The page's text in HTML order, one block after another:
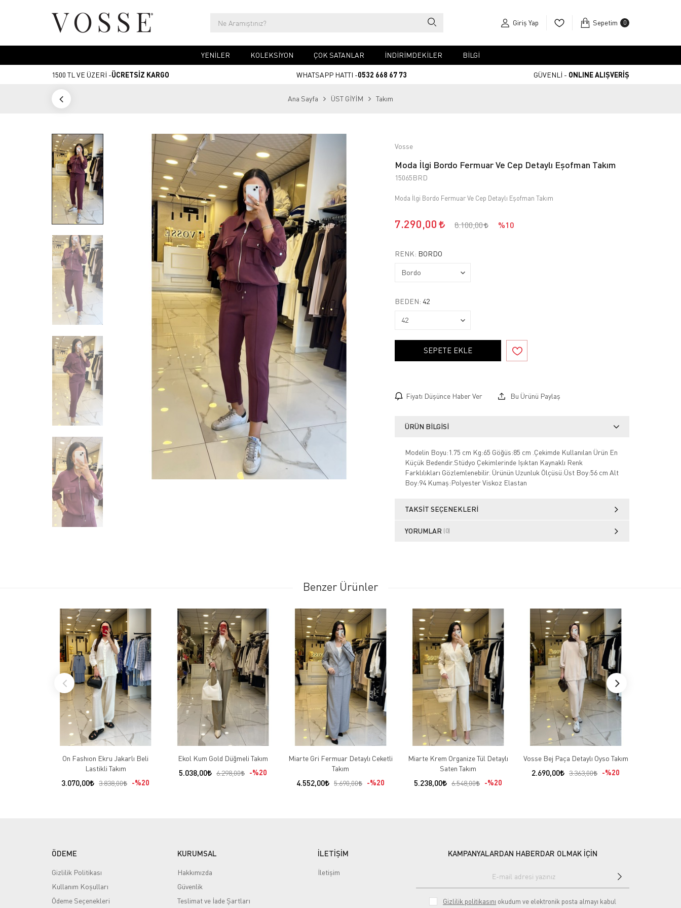
Giriş Yap Sepetim 0
YENİLER KOLEKSİYON ÇOK SATANLAR İNDİRİMDEKİLER BİLGİ
1500 TL VE ÜZERİ -ÜCRETSİZ KARGO WHATSAPP HATTI -0532 668 67 73 GÜVENLİ - ONLINE ALIŞVERİŞ
Ana Sayfa ÜST GİYİM Takım
Vosse
Moda İlgi Bordo Fermuar Ve Cep Detaylı Eşofman Takım
15065BRD
Moda İlgi Bordo Fermuar Ve Cep Detaylı Eşofman Takım
7.290,00 8.100,00 %10
RENK: BORDO
BEDEN: 42
SEPETE EKLE
Fiyatı Düşünce Haber Ver Bu Ürünü Paylaş
ÜRÜN BILGISI
Modelin Boyu:1.75 cm Kg:65 Göğüs:85 cm .Çekimde Kullanılan Ürün En
Küçük Bedendir.Stüdyo Çekimlerinde Işıktan Kaynaklı Renk
Farklılıkları Gözlemlenebilir. Ürünün Uzunluk Ölçüsü:Üst Boy:56 cm Alt
Boy:94 Kumaş:Polyester Viskoz Elastan
TAKSIT SEÇENEKLERI
YORUMLAR (0)
Benzer Ürünler
On Fashıon Ekru Jakarlı Beli
Lastikli Takım
3.070,00 3.838,00 %20
Ekol Kum Gold Düğmeli Takım
5.038,00 6.298,00 %20
Miarte Gri Fermuar Detaylı Ceketli
Takım
4.552,00 5.690,00 %20
Miarte Krem Organize Tül Detaylı
Saten Takım
5.238,00 6.548,00 %20
Vosse Bej Paça Detaylı Oyso Takım
2.690,00 3.363,00 %20
ÖDEME
Gizlilik Politikası
Kullanım Koşulları
Ödeme Seçenekleri
KURUMSAL
Hakkımızda
Güvenlik
Teslimat ve İade Şartları
İLETİŞİM
İletişim
KAMPANYALARDAN HABERDAR OLMAK İÇİN
Gizlilik politikasını okudum ve elektronik posta almayı kabul